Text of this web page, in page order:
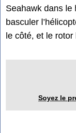
Seahawk dans le
basculer
le côté, et le rotor
Soyez le